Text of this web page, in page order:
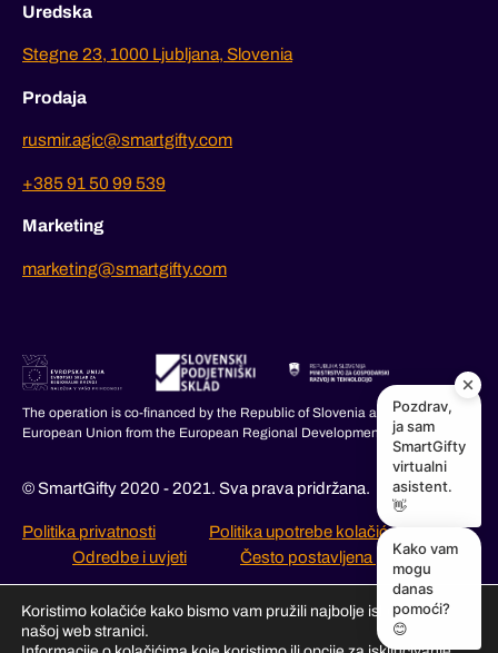
Uredska
Stegne 23, 1000 Ljubljana, Slovenia
Prodaja
rusmir.agic@smartgifty.com
+385 91 50 99 539
Marketing
marketing@smartgifty.com
The operation is co-financed by the Republic of Slovenia and the
European Union from the European Regional Development Fund.
© SmartGifty 2020 - 2021. Sva prava pridržana.
Politika privatnosti
Politika upotrebe kolačića
Odredbe i uvjeti
Često postavljena pitanja
Koristimo kolačiće kako bismo vam pružili najbolje iskustvo na
našoj web stranici.
Pozdrav,
ja sam
SmartGifty
virtualni
asistent.
👋
Kako vam
mogu
danas
pomoći?
😊